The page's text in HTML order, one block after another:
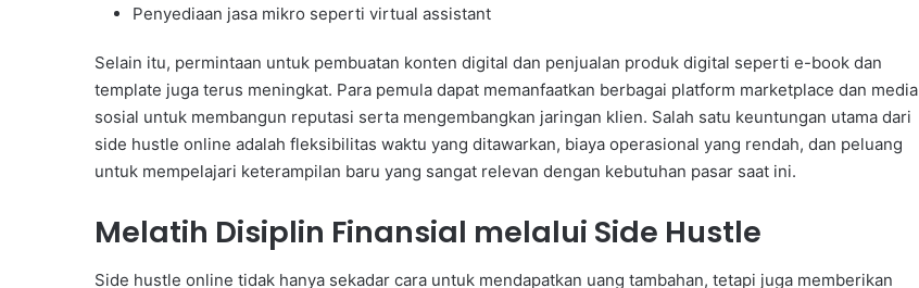
Penyediaan jasa mikro seperti virtual assistant
Selain itu, permintaan untuk pembuatan konten digital dan penjualan produk digital seperti e-book dan
template juga terus meningkat. Para pemula dapat memanfaatkan berbagai platform marketplace dan media
sosial untuk membangun reputasi serta mengembangkan jaringan klien. Salah satu keuntungan utama dari
side hustle online adalah fleksibilitas waktu yang ditawarkan, biaya operasional yang rendah, dan peluang
untuk mempelajari keterampilan baru yang sangat relevan dengan kebutuhan pasar saat ini.
Melatih Disiplin Finansial melalui Side Hustle
Side hustle online tidak hanya sekadar cara untuk mendapatkan uang tambahan, tetapi juga memberikan